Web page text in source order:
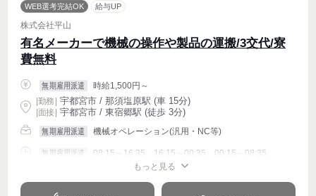
WEB選考完結OK 給与UP
株式会社平山
有名メーカーで機械の操作や製品の運搬/3交代/寮
費無料
無期雇用派遣
時給1,500円～
|勤務 宇都宮市 / 那須塩原駅 (車 15分)
| 面接 | 宇都宮市 / 東宿郷駅 (徒歩 3分)
無期雇用派遣 機械オペレーション(汎用・NC等)
無期雇用派遣 08:15～16:35、16:15～00:35、00:15～08:35
もっと見る